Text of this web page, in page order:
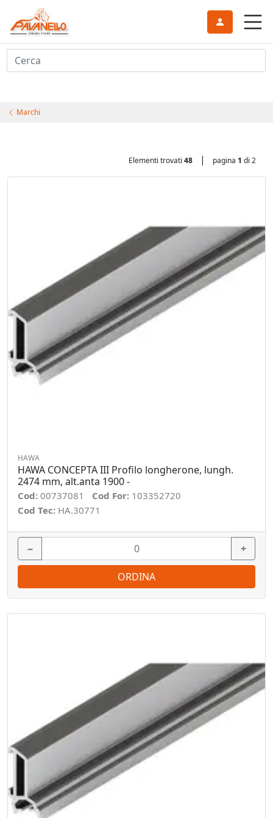
Cerca
Marchi
Elementi trovati 48 | pagina 1 di 2
HAWA
HAWA CONCEPTA III Profilo longherone, lungh.
2474 mm, alt.anta 1900 -
Cod: 00737081 Cod For: 103352720
Cod Tec: HA.30771
− +
ORDINA